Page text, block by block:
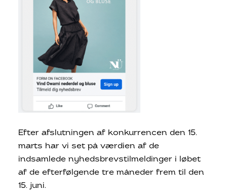
Efter afslutningen af konkurrencen den 15.
marts har vi set på værdien af de
indsamlede nyhedsbrevstilmeldinger i løbet
af de efterfølgende tre måneder frem til den
15. juni.